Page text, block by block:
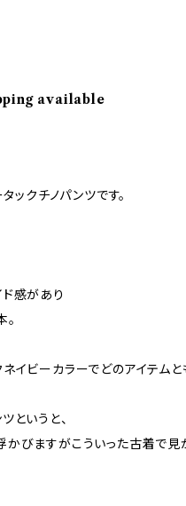
available
クチノパンツです。
感があり
イビーカラーでどのアイテム
というと、
かびますがこういった古着で